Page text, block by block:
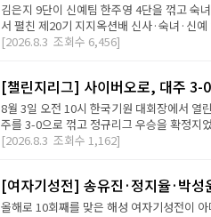
김은지 9단이 신예팀 한주영 4단을 꺾고 숙
서 펼친 제20기 지지옥션배 신사·숙녀·신
[2026.8.3 조회수 6,456]
[챌린지리그] 사이버오로, 대주 3-
8월 3일 오전 10시 한국기원 대회장에서 열
주를 3-0으로 꺾고 정규리그 우승을 확정지
[2026.8.3 조회수 1,162]
[여자기성전] 송유진·정지율·박
올해로 10회째를 맞은 해성 여자기성전이